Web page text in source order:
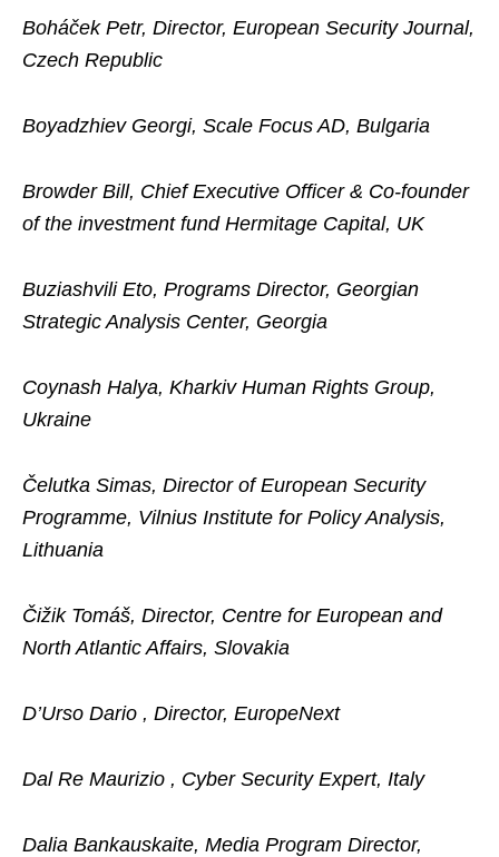
Boháček Petr, Director, European Security Journal,
Czech Republic
Boyadzhiev Georgi, Scale Focus AD, Bulgaria
Browder Bill, Chief Executive Officer & Co-founder
of the investment fund Hermitage Capital, UK
Buziashvili Eto, Programs Director, Georgian
Strategic Analysis Center, Georgia
Coynash Halya, Kharkiv Human Rights Group,
Ukraine
Čelutka Simas, Director of European Security
Programme, Vilnius Institute for Policy Analysis,
Lithuania
Čižik Tomáš, Director, Centre for European and
North Atlantic Affairs, Slovakia
D’Urso Dario , Director, EuropeNext
Dal Re Maurizio , Cyber Security Expert, Italy
Dalia Bankauskaite, Media Program Director,